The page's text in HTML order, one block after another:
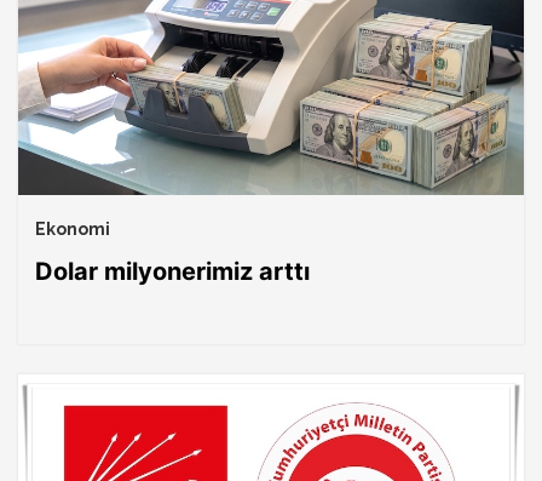
Ekonomi
Dolar milyonerimiz arttı